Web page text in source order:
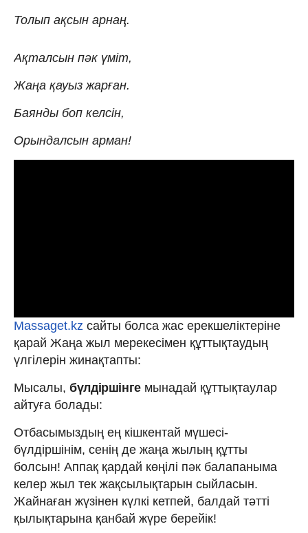
Толып ақсын арнаң.
Ақталсын пәк үміт,
Жаңа қауыз жарған.
Баянды боп келсін,
Орындалсын арман!
Massaget.kz сайты болса жас ерекшеліктеріне
қарай Жаңа жыл мерекесімен құттықтаудың
үлгілерін жинақтапты:
Мысалы, бүлдіршінге мынадай құттықтаулар
айтуға болады:
Отбасымыздың ең кішкентай мүшесі-
бүлдіршінім, сенің де жаңа жылың құтты
болсын! Аппақ қардай көңілі пәк балапаныма
келер жыл тек жақсылықтарын сыйласын.
Жайнаған жүзінен күлкі кетпей, балдай тәтті
қылықтарына қанбай жүре берейік!